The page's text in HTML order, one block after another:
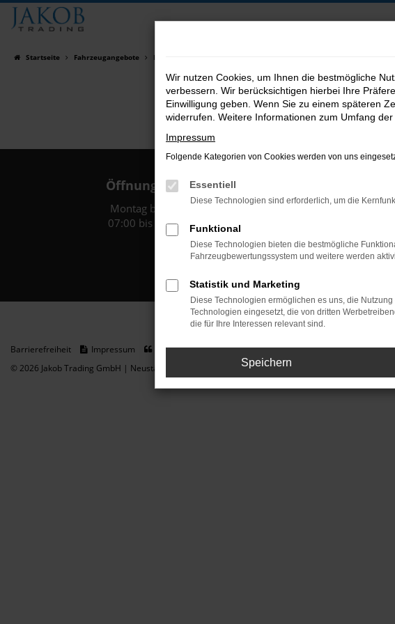
Zum
Hauptinhalt
Startseite Fahrzeugangebote Fahrzeugsuche
Öffnungszeiten:
Montag bis Freitag:
07:00 bis 18:00 Uhr
Barrierefreiheit Impressum Datenschutz
Cookie Einstellungen
© 2026 Jakob Trading GmbH | Neustädter Straße 1 | DE-08223 Neustadt/Vogtland | fj@jakob-
Wir nutzen Cookies, um Ihnen die bestmögliche
verbessern. Wir berücksichtigen hierbei Ihre
Einwilligung geben. Wenn Sie zu einem späteren
widerrufen. Weitere Informationen zum Umfang
Impressum
Folgende Kategorien von Cookies werden von uns
Essentiell
Diese Technologien sind erforderlich, um die
Funktional
Diese Technologien bieten die bestmögliche
Fahrzeugbewertungssystem und weitere werden
Statistik und Marketing
Diese Technologien ermöglichen es uns, die
Technologien eingesetzt, die von dritten
die für Ihre Interessen relevant sind.
Speichern